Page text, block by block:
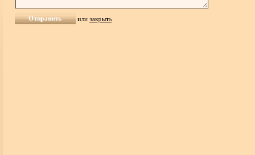
или закрыть